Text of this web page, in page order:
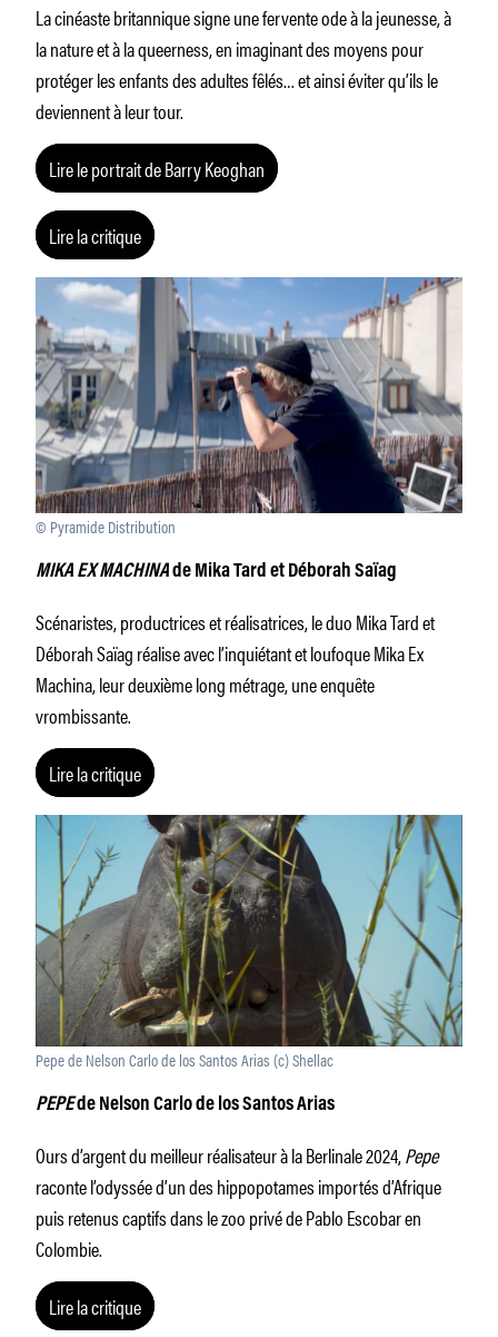
La cinéaste britannique signe une fervente ode à la jeunesse, à
la nature et à la queerness, en imaginant des moyens pour
protéger les enfants des adultes fêlés… et ainsi éviter qu’ils le
deviennent à leur tour.
Lire le portrait de Barry Keoghan
Lire la critique
© Pyramide Distribution
MIKA EX MACHINAde Mika Tard et Déborah Saïag
Scénaristes, productrices et réalisatrices, le duo Mika Tard et
Déborah Saïag réalise avec l’inquiétant et loufoque Mika Ex
Machina, leur deuxième long métrage, une enquête
vrombissante.
Lire la critique
Pepe de Nelson Carlo de los Santos Arias (c) Shellac
PEPEde Nelson Carlo de los Santos Arias
Ours d’argent du meilleur réalisateur à la Berlinale 2024,Pepe
raconte l’odyssée d’un des hippopotames importés d’Afrique
puis retenus captifs dans le zoo privé de Pablo Escobar en
Colombie.
Lire la critique